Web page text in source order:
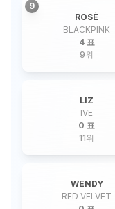
9
ROSÉ
BLACKPINK
4 표
9위
LIZ
IVE
0 표
11위
WENDY
RED VELVET